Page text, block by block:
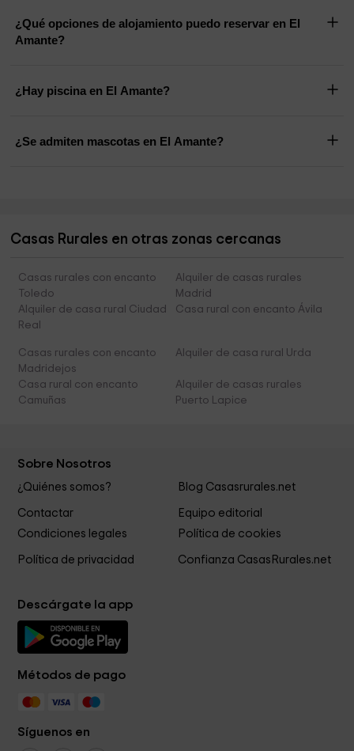
¿Qué opciones de alojamiento puedo reservar en El
Amante?
¿Hay piscina en El Amante?
¿Se admiten mascotas en El Amante?
Casas Rurales en otras zonas cercanas
Casas rurales con encanto
Toledo
Alquiler de casas rurales
Madrid
Alquiler de casa rural Ciudad
Real
Casa rural con encanto Ávila
Casas rurales con encanto
Madridejos
Alquiler de casa rural Urda
Casa rural con encanto
Camuñas
Alquiler de casas rurales
Puerto Lapice
Sobre Nosotros
¿Quiénes somos? Blog Casasrurales.net
Contactar
Equipo editorial
Condiciones legales
Política de cookies
Política de privacidad Confianza CasasRurales.net
Descárgate la app
Métodos de pago
Síguenos en